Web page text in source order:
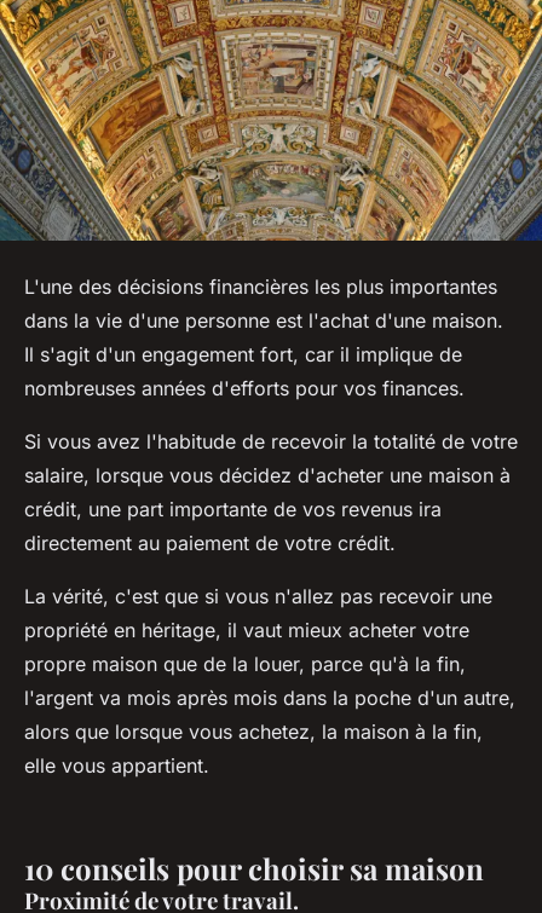
L'une des décisions financières les plus importantes
dans la vie d'une personne est l'achat d'une maison.
Il s'agit d'un engagement fort, car il implique de
nombreuses années d'efforts pour vos finances.
Si vous avez l'habitude de recevoir la totalité de votre
salaire, lorsque vous décidez d'acheter une maison à
crédit, une part importante de vos revenus ira
directement au paiement de votre crédit.
La vérité, c'est que si vous n'allez pas recevoir une
propriété en héritage, il vaut mieux acheter votre
propre maison que de la louer, parce qu'à la fin,
l'argent va mois après mois dans la poche d'un autre,
alors que lorsque vous achetez, la maison à la fin,
elle vous appartient.
10 conseils pour choisir sa maison
Proximité de votre travail.